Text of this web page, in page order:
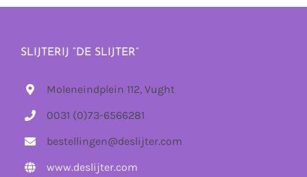
SLIJTERIJ “DE SLIJTER”
Moleneindplein 112, Vught
0031 (0)73-6566281
bestellingen@deslijter.com
www.deslijter.com